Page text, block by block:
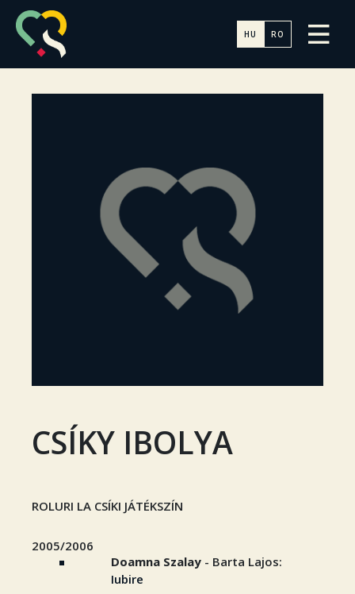
HU RO
CSÍKY IBOLYA
ROLURI LA CSÍKI JÁTÉKSZÍN
2005/2006
Doamna Szalay - Barta Lajos:
Iubire